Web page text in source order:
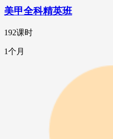
美甲全科精英班
192课时
1个月